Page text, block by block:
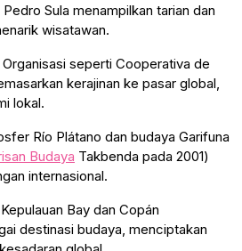
Sula menampilkan tarian dan
wisatawan.
Organisasi seperti Cooperativa de
kerajinan ke pasar global,
lokal.
Río Plátano dan budaya Garifuna
Budaya Takbenda pada 2001)
internasional.
Bay dan Copán
destinasi budaya, menciptakan